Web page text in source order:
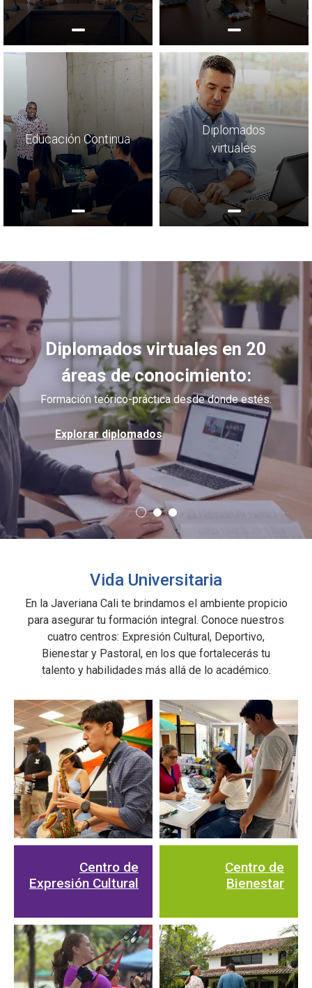
Educación Continua
Diplomados
virtuales
Diplomados virtuales en 20
áreas de conocimiento:
Formación teórico-práctica desde donde estés.
Explorar diplomados
Vida Universitaria
En la Javeriana Cali te brindamos el ambiente propicio
para asegurar tu formación integral. Conoce nuestros
cuatro centros: Expresión Cultural, Deportivo,
Bienestar y Pastoral, en los que fortalecerás tu
talento y habilidades más allá de lo académico.
Centro de
Expresión Cultural
Centro de
Bienestar